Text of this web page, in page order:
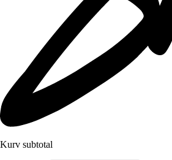
Kurv subtotal